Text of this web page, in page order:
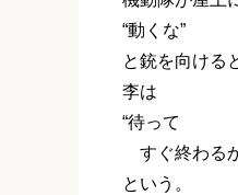
“動くな”
と銃を向ける
李は
“待って
すぐ終わる
という。